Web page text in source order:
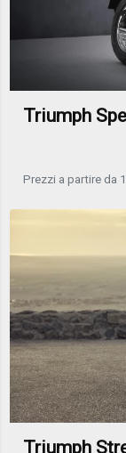
Triumph
Prezzi a partire da
Triumph